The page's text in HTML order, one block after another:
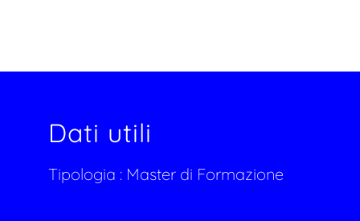
Dati utili
Tipologia : Master di Formazione